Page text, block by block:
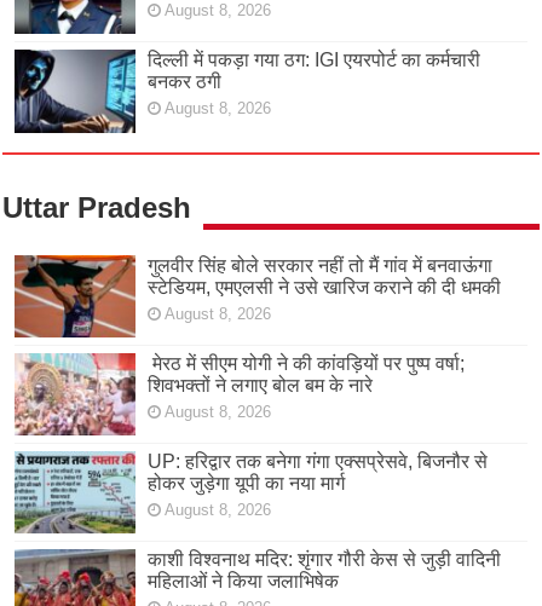
August 8, 2026
दिल्ली में पकड़ा गया ठग: IGI एयरपोर्ट का कर्मचारी
बनकर ठगी
August 8, 2026
Uttar Pradesh
गुलवीर सिंह बोले सरकार नहीं तो मैं गांव में बनवाऊंगा
स्टेडियम, एमएलसी ने उसे खारिज कराने की दी धमकी
August 8, 2026
मेरठ में सीएम योगी ने की कांवड़ियों पर पुष्प वर्षा;
शिवभक्तों ने लगाए बोल बम के नारे
August 8, 2026
UP: हरिद्वार तक बनेगा गंगा एक्सप्रेसवे, बिजनौर से
होकर जुड़ेगा यूपी का नया मार्ग
August 8, 2026
काशी विश्वनाथ मदिर: शृंगार गौरी केस से जुड़ी वादिनी
महिलाओं ने किया जलाभिषेक